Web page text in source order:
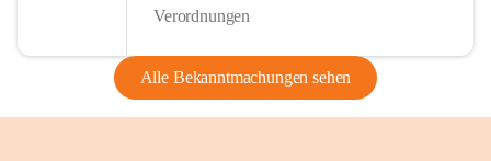
Verordnungen
Alle Bekanntmachungen sehen